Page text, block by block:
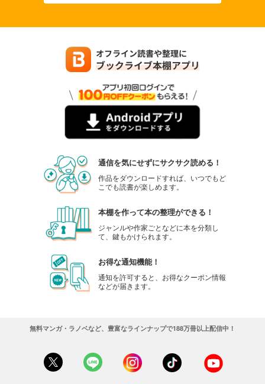
通信を気にせずにサクサク読める！
作品をダウンロードすれば、いつでもど
こでも読書が楽しめます。
本棚を作って本の整理ができる！
ジャンルや作家ごとなどに本を分類し
て、鍵もかけられます。
お得な通知機能！
通知を許可すると、お得なクーポン情報
などが届きます。
無料マンガ・ラノベなど、豊富なラインナップで188万冊以上配信中！